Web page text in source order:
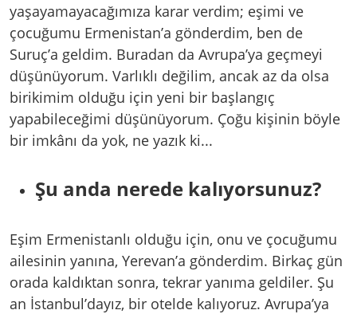
yaşayamayacağımıza karar verdim; eşimi ve
çocuğumu Ermenistan’a gönderdim, ben de
Suruç’a geldim. Buradan da Avrupa’ya geçmeyi
düşünüyorum. Varlıklı değilim, ancak az da olsa
birikimim olduğu için yeni bir başlangıç
yapabileceğimi düşünüyorum. Çoğu kişinin böyle
bir imkânı da yok, ne yazık ki...
Şu anda nerede kalıyorsunuz?
Eşim Ermenistanlı olduğu için, onu ve çocuğumu
ailesinin yanına, Yerevan’a gönderdim. Birkaç gün
orada kaldıktan sonra, tekrar yanıma geldiler. Şu
an İstanbul’dayız, bir otelde kalıyoruz. Avrupa’ya